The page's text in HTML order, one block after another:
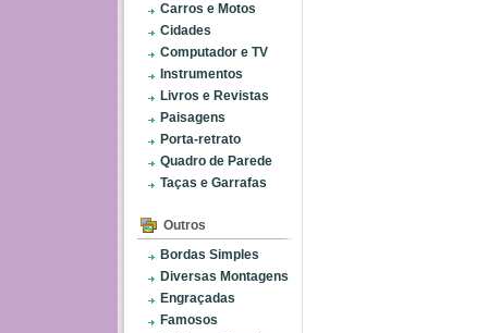
Carros e Motos
Cidades
Computador e TV
Instrumentos
Livros e Revistas
Paisagens
Porta-retrato
Quadro de Parede
Taças e Garrafas
Outros
Bordas Simples
Diversas Montagens
Engraçadas
Famosos